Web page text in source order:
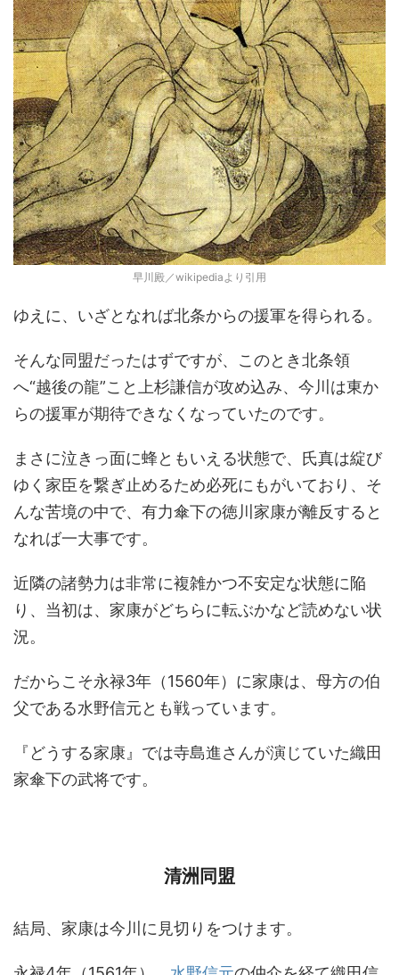
早川殿／wikipediaより引用
ゆえに、いざとなれば北条からの援軍を得られる。
そんな同盟だったはずですが、このとき北条領
へ“越後の龍”こと上杉謙信が攻め込み、今川は東か
らの援軍が期待できなくなっていたのです。
まさに泣きっ面に蜂ともいえる状態で、氏真は綻び
ゆく家臣を繋ぎ止めるため必死にもがいており、そ
んな苦境の中で、有力傘下の徳川家康が離反すると
なれば一大事です。
近隣の諸勢力は非常に複雑かつ不安定な状態に陥
り、当初は、家康がどちらに転ぶかなど読めない状
況。
だからこそ永禄3年（1560年）に家康は、母方の伯
父である水野信元とも戦っています。
『どうする家康』では寺島進さんが演じていた織田
家傘下の武将です。
清洲同盟
結局、家康は今川に見切りをつけます。